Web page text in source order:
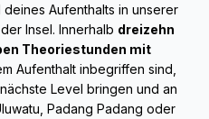
Aufenthalts in unserer
Insel. Innerhalb dreizehn
Theoriestunden mit
Aufenthalt inbegriffen sind,
Level bringen und an
Padang Padang oder